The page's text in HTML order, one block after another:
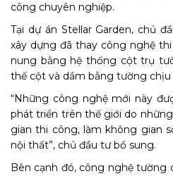
công chuyên nghiệp.
Tại dự án Stellar Garden, chủ
xây dựng đã thay công nghệ
nung bằng hệ thống cột trụ
thế cột và dầm bằng tường chịu
“Những công nghệ mới này
phát triển trên thế giới do
gian thi công, làm không gian
nội thất”, chủ đầu tư bổ sung.
Bên cạnh đó, công nghệ tường